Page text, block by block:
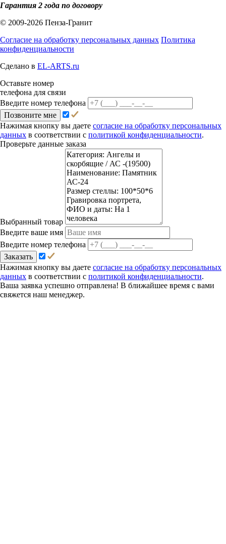
Гарантия 2 года по договору
© 2009-2026 Пенза-Гранит
Согласие на обработку персональных данных Политика
конфиденциальности
Сделано в EL-ARTS.ru
Оставьте номер
телефона для связи
Введите номер телефона
Позвоните мне
Нажимая кнопку вы даете согласие на обработку персональных
данных в соответствии с политикой конфиденциальности.
Проверьте данные заказа
Выбранный товар
Введите ваше имя
Введите номер телефона
Заказать
Нажимая кнопку вы даете согласие на обработку персональных
данных в соответствии с политикой конфиденциальности.
Ваша заявка успешно отправлена! В ближайшее время с вами
свяжется наш менеджер.